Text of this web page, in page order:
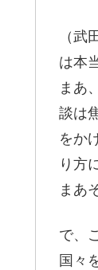
（
は本
まあ
談は
をか
り方
まあ
で、
国々